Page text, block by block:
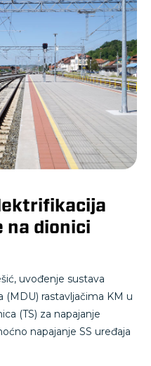
na dionici
uvođenje sustava
(MDU) rastavljačima KM u
(TS) za napajanje
napajanje SS uređaja